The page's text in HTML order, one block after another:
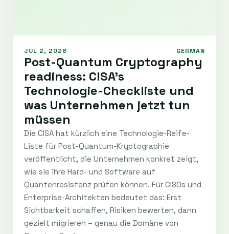
JUL 2, 2026 GERMAN
Post-Quantum Cryptography
readiness: CISA’s
Technologie-Checkliste und
was Unternehmen jetzt tun
müssen
Die CISA hat kürzlich eine Technologie-Reife-
Liste für Post-Quantum-Kryptographie
veröffentlicht, die Unternehmen konkret zeigt,
wie sie ihre Hard- und Software auf
Quantenresistenz prüfen können. Für CISOs und
Enterprise-Architekten bedeutet das: Erst
Sichtbarkeit schaffen, Risiken bewerten, dann
gezielt migrieren – genau die Domäne von